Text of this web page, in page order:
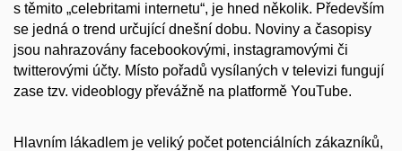
s těmito „celebritami internetu“, je hned několik. Především
se jedná o trend určující dnešní dobu. Noviny a časopisy
jsou nahrazovány facebookovými, instagramovými či
twitterovými účty. Místo pořadů vysílaných v televizi fungují
zase tzv. videoblogy převážně na platformě YouTube.
Hlavním lákadlem je veliký počet potenciálních zákazníků,